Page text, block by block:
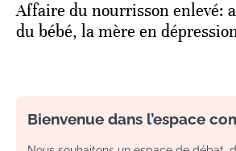
Affaire du nourrisson enlevé:
du bébé, la mère en
Bienvenue dans l’espace